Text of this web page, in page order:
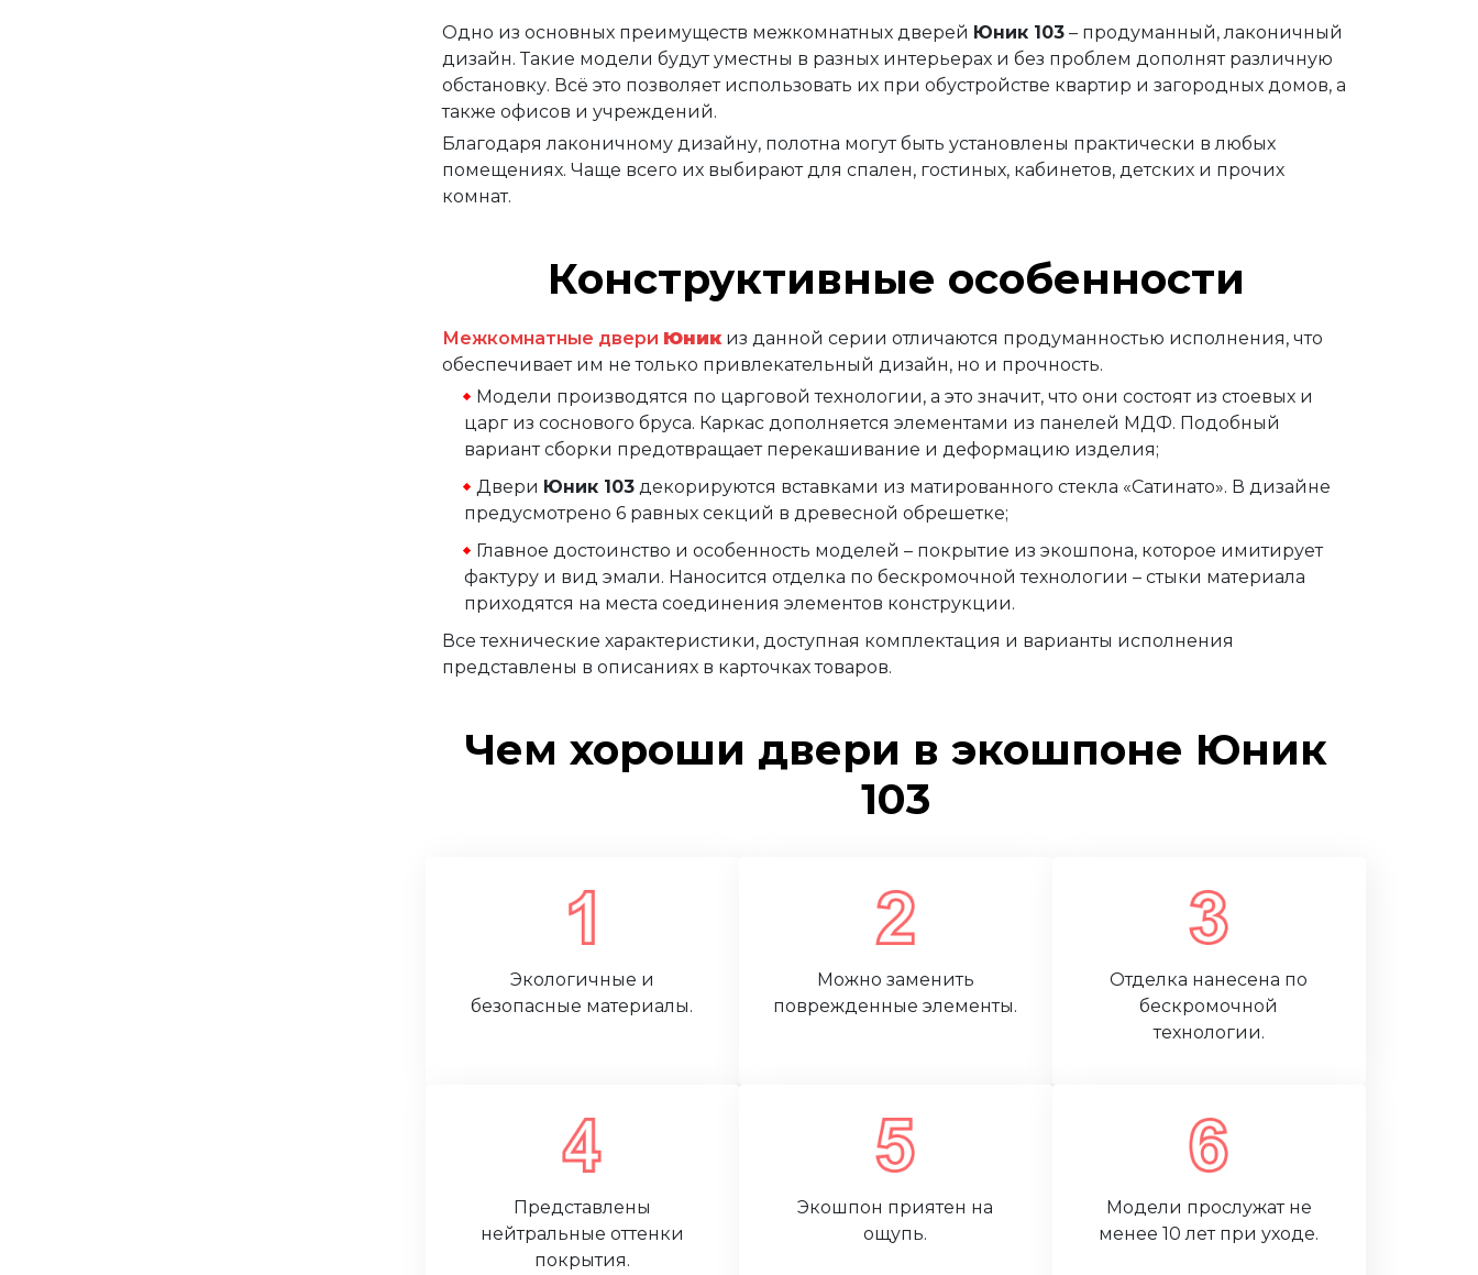
Одно из основных преимуществ межкомнатных дверей Юник 103 – продуманный, лаконичный
дизайн. Такие модели будут уместны в разных интерьерах и без проблем дополнят различную
обстановку. Всё это позволяет использовать их при обустройстве квартир и загородных домов, а
также офисов и учреждений.
Благодаря лаконичному дизайну, полотна могут быть установлены практически в любых
помещениях. Чаще всего их выбирают для спален, гостиных, кабинетов, детских и прочих
комнат.
Конструктивные особенности
Межкомнатные двери Юникиз данной серии отличаются продуманностью исполнения, что
обеспечивает им не только привлекательный дизайн, но и прочность.
Модели производятся по царговой технологии, а это значит, что они состоят из стоевых и
царг из соснового бруса. Каркас дополняется элементами из панелей МДФ. Подобный
вариант сборки предотвращает перекашивание и деформацию изделия;
Двери Юник 103 декорируются вставками из матированного стекла «Сатинато». В дизайне
предусмотрено 6 равных секций в древесной обрешетке;
Главное достоинство и особенность моделей – покрытие из экошпона, которое имитирует
фактуру и вид эмали. Наносится отделка по бескромочной технологии – стыки материала
приходятся на места соединения элементов конструкции.
Все технические характеристики, доступная комплектация и варианты исполнения
представлены в описаниях в карточках товаров.
Чем хороши двери в экошпоне Юник
103
Экологичные и
безопасные материалы.
Можно заменить
поврежденные элементы.
Отделка нанесена по
бескромочной
технологии.
Представлены
нейтральные оттенки
покрытия.
Экошпон приятен на
ощупь.
Модели прослужат не
менее 10 лет при уходе.